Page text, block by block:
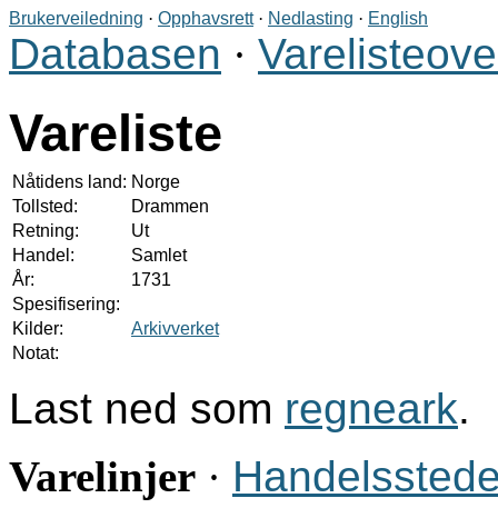
Brukerveiledning · Opphavsrett· Nedlasting · English
Databasen ·
Vareliste
Nåtidens land: Norge
Tollsted:
Drammen
Retning:
Ut
Handel:
Samlet
År:
1731
Spesifisering:
Kilder:
Arkivverket
Notat:
Last ned som regneark.
Varelinjer ·